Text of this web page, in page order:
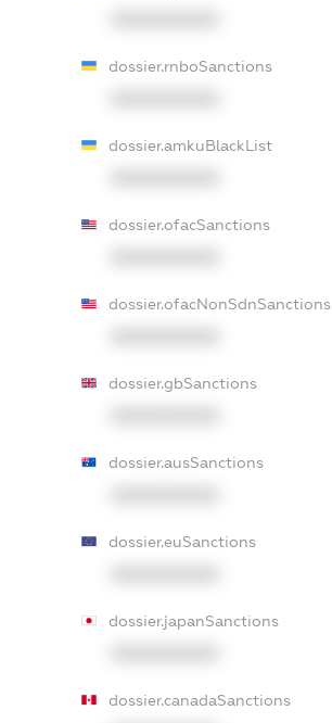
dossier.rnboSanctions
dossier.amkuBlackList
dossier.ofacSanctions
dossier.ofacNonSdnSanctions
dossier.gbSanctions
dossier.ausSanctions
dossier.euSanctions
dossier.japanSanctions
dossier.canadaSanctions